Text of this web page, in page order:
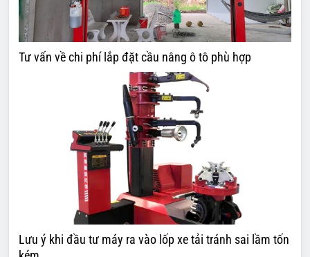
Tư vấn về chi phí lắp đặt cầu nâng ô tô phù hợp
Lưu ý khi đầu tư máy ra vào lốp xe tải tránh sai lầm tốn